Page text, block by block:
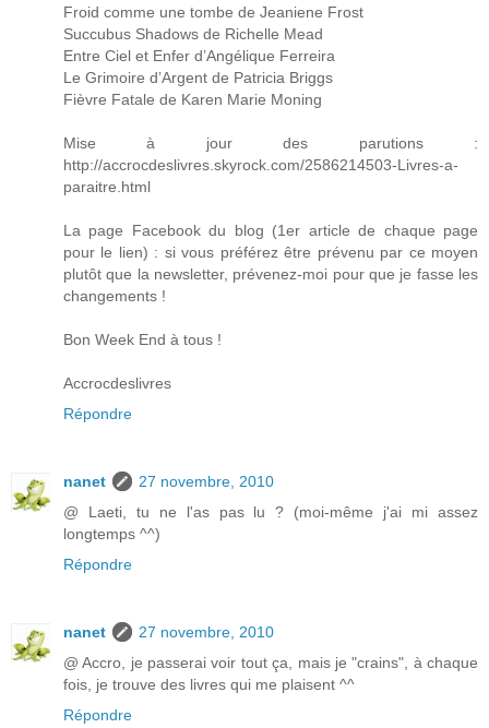
Froid comme une tombe de Jeaniene Frost
Succubus Shadows de Richelle Mead
Entre Ciel et Enfer d’Angélique Ferreira
Le Grimoire d’Argent de Patricia Briggs
Fièvre Fatale de Karen Marie Moning
Mise à jour des parutions :
http://accrocdeslivres.skyrock.com/2586214503-Livres-a-
paraitre.html
La page Facebook du blog (1er article de chaque page
pour le lien) : si vous préférez être prévenu par ce moyen
plutôt que la newsletter, prévenez-moi pour que je fasse les
changements !
Bon Week End à tous !
Accrocdeslivres
Répondre
nanet
27 novembre, 2010
@ Laeti, tu ne l'as pas lu ? (moi-même j'ai mi assez
longtemps ^^)
Répondre
nanet
27 novembre, 2010
@ Accro, je passerai voir tout ça, mais je "crains", à chaque
fois, je trouve des livres qui me plaisent ^^
Répondre